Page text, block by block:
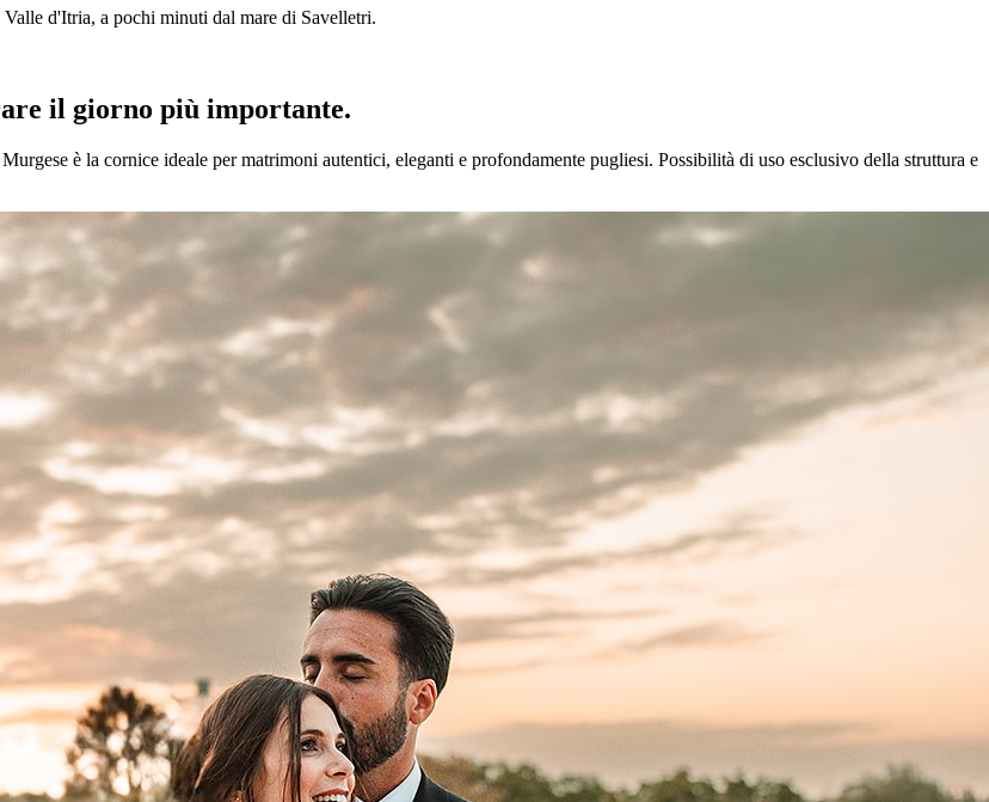
d'Itria, a pochi minuti dal mare di Savelletri.
il giorno più importante.
è la cornice ideale per matrimoni autentici, eleganti e profondamente pugliesi. Possibilità di uso esclusivo della struttura e